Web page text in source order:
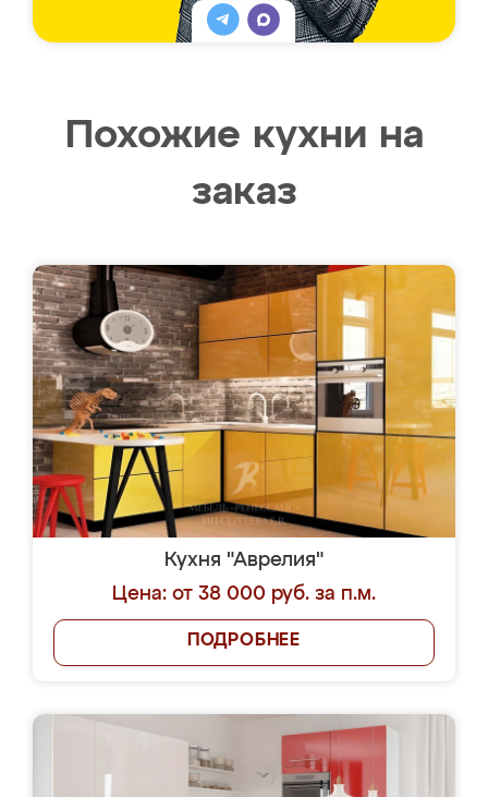
Похожие кухни на
заказ
Кухня "Аврелия"
Цена: от 38 000 руб. за п.м.
ПОДРОБНЕЕ